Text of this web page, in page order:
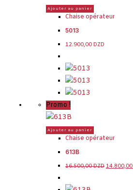
Ajouter au panier
Chaise opérateur
5013
12.900,00 DZD
Promo !
Ajouter au panier
Chaise opérateur
613B
16.500,00DZD 14.800,00